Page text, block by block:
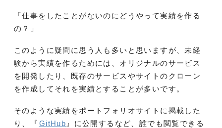
「仕事をしたことがないのにどうやって実績を作る
の？」
このように疑問に思う人も多いと思いますが、未経
験から実績を作るためには、オリジナルのサービス
を開発したり、既存のサービスやサイトのクローン
を作成してそれを実績とすることが多いです。
そのような実績をポートフォリオサイトに掲載した
り、『 GitHub 』に公開するなど、誰でも閲覧できる